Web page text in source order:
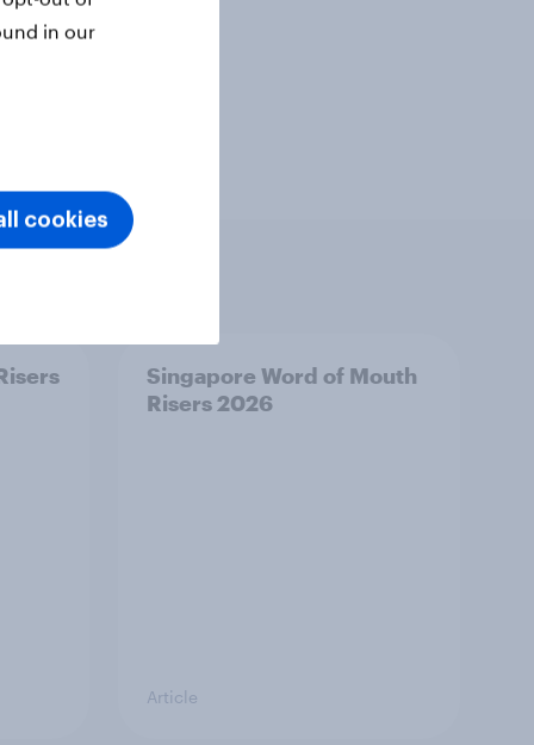
Singapore Word of Mouth
Risers 2026
Article
in our
cookies